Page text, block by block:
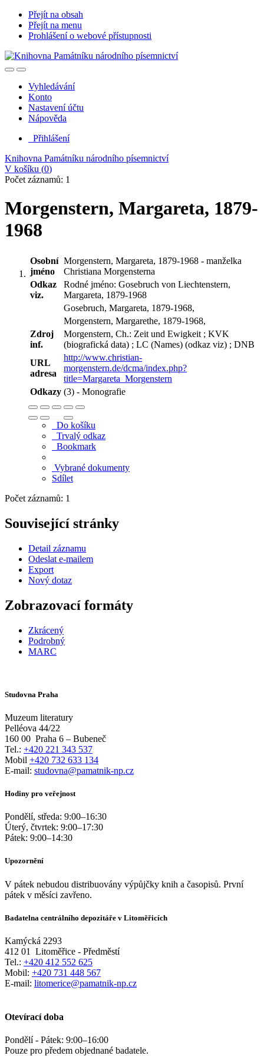
Přejít na obsah
Přejít na menu
Prohlášení o webové přístupnosti
Vyhledávání
Konto
Nastavení účtu
Nápověda
Přihlášení
Knihovna Památníku národního písemnictví
V košíku (0)
Počet záznamů: 1
Morgenstern, Margareta, 1879-
1968
Osobní
jméno
Morgenstern, Margareta, 1879-1968 - manželka
Christiana Morgensterna
Odkaz
viz.
Rodné jméno: Gosebruch von Liechtenstern,
Margareta, 1879-1968
Gosebruch, Margareta, 1879-1968,
Morgenstern, Margarethe, 1879-1968,
Zdroj
inf.
Morgenstern, Ch.: Zeit und Ewigkeit ; KVK
(biografická data) ; LC (Names) (odkaz viz) ; DNB
URL
adresa
http://www.christian-
morgenstern.de/dcma/index.php?
title=Margareta_Morgenstern
Odkazy (3) - Monografie
Do košíku
Trvalý odkaz
Bookmark
Vybrané dokumenty
Sdílet
Počet záznamů: 1
Související stránky
Detail záznamu
Odeslat e-mailem
Export
Nový dotaz
Zobrazovací formáty
Zkrácený
Podrobný
MARC
Studovna Praha
Muzeum literatury
Pelléova 44/22
160 00 Praha 6 – Bubeneč
Tel.: +420 221 343 537
Mobil +420 732 633 134
E-mail: studovna@pamatnik-np.cz
Hodiny pro veřejnost
Pondělí, středa: 9:00–16:30
Úterý, čtvrtek: 9:00–17:30
Pátek: 9:00–14:30
Upozornění
V pátek nebudou distribuovány výpůjčky knih a časopisů. První
pátek v měsíci zavřeno.
Badatelna centrálního depozitáře v Litoměřicích
Kamýcká 2293
412 01
Litoměřice - Předměstí
Tel.: +420 412 552 625
Mobil: +420 731 448 567
E-mail: litomerice@pamatnik-np.cz
Otevírací doba
Pondělí - Pátek: 9:00–16:00
Pouze pro předem objednané badatele.